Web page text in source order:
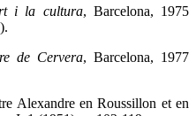
i la cultura, Barcelona, 1975
de Cervera, Barcelona, 1977
Alexandre en Roussillon et en